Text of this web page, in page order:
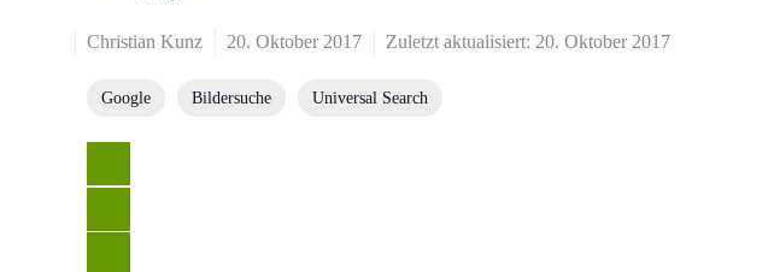
Christian Kunz 20. Oktober 2017 Zuletzt aktualisiert: 20. Oktober 2017
Google Bildersuche Universal Search